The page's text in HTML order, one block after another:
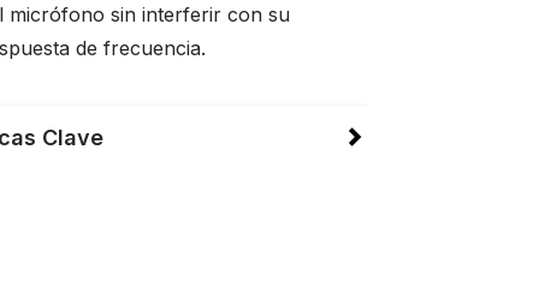
micrófono sin interferir con su
de frecuencia.
Clave